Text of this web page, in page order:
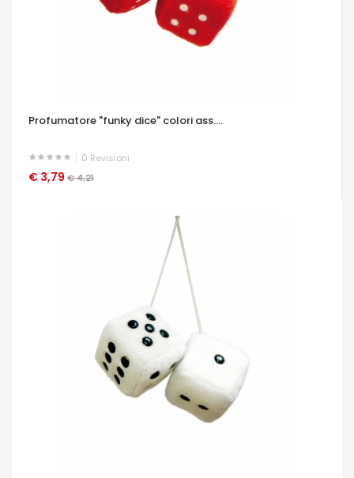
Profumatore "funky dice" colori ass....
0 Revisioni
€ 3,79 € 4,21
OCCHIATA VELOCE